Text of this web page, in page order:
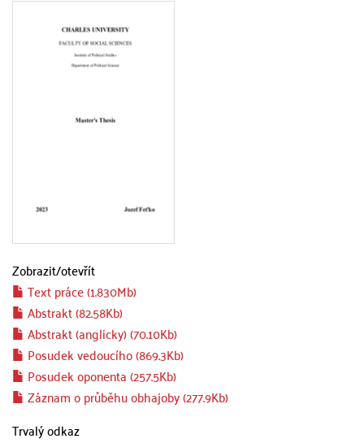
Zobrazit/otevřít
Text práce (1.830Mb)
Abstrakt (82.58Kb)
Abstrakt (anglicky) (70.10Kb)
Posudek vedoucího (869.3Kb)
Posudek oponenta (257.5Kb)
Záznam o průběhu obhajoby (277.9Kb)
Trvalý odkaz